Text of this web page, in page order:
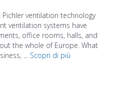
ventilation technology
ventilation systems have
office rooms, halls, and
the whole of Europe. What
... Scopri di più